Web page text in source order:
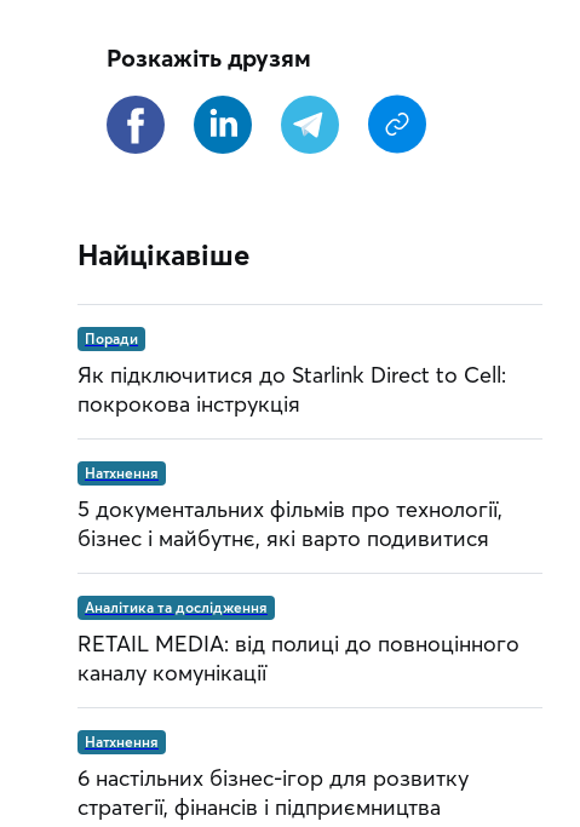
Розкажіть друзям
Найцікавіше
Поради
Як підключитися до Starlink Direct to Cell:
покрокова інструкція
Натхнення
5 документальних фільмів про технології,
бізнес і майбутнє, які варто подивитися
Аналітика та дослідження
RETAIL MEDIA: від полиці до повноцінного
каналу комунікації
Натхнення
6 настільних бізнес-ігор для розвитку
стратегії, фінансів і підприємництва